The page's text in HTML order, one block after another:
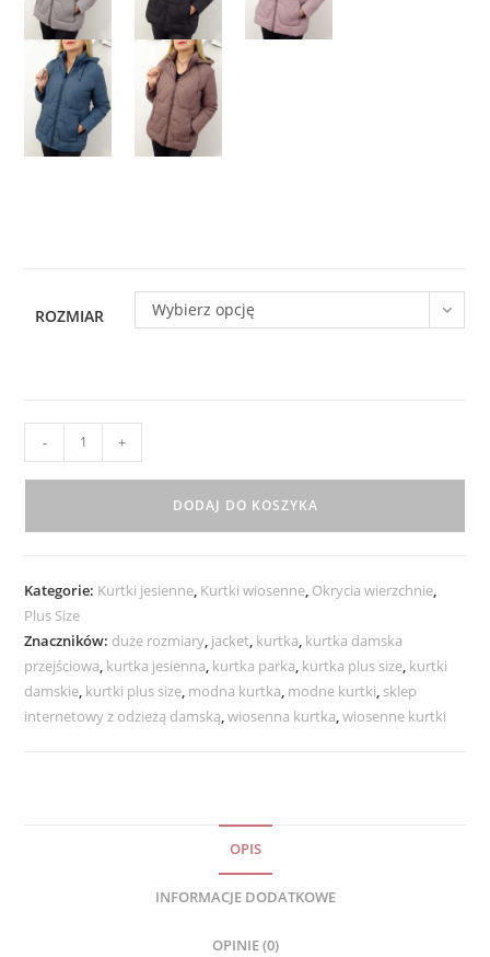
ROZMIAR Wybierz opcję
Kurtka
od
42
52
czarna
- +
DODAJ DO KOSZYKA
Kategorie: Kurtki jesienne, Kurtki wiosenne, Okrycia wierzchnie,
Plus Size
Znaczników: duże rozmiary, jacket, kurtka, kurtka damska
przejściowa, kurtka jesienna, kurtka parka, kurtka plus size, kurtki
damskie, kurtki plus size, modna kurtka, modne kurtki, sklep
internetowy z odzieżą damską,wiosenna kurtka,wiosenne kurtki
OPIS
INFORMACJE DODATKOWE
OPINIE (0)